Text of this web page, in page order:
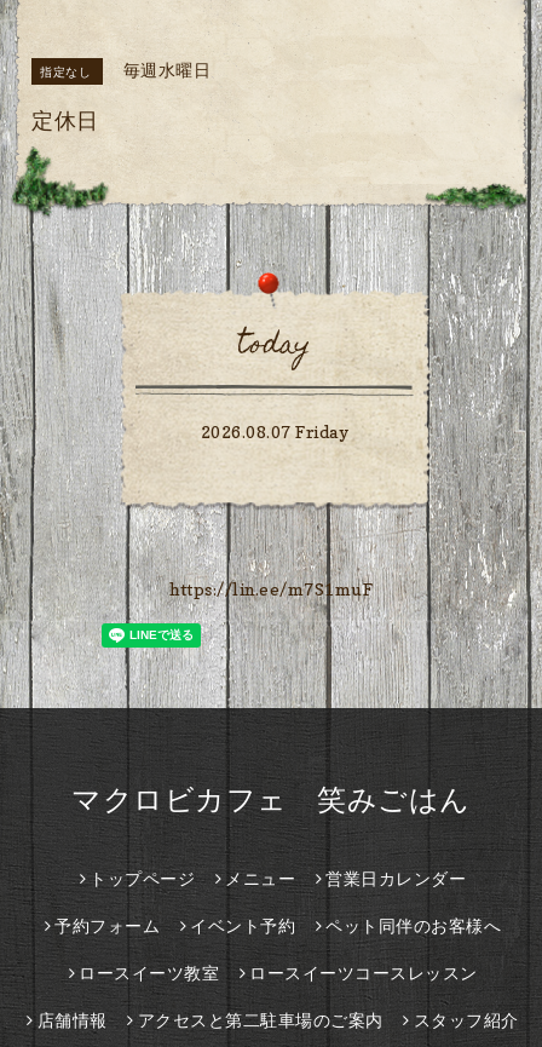
指定なし 毎週水曜日
定休日
today
2026.08.07 Friday
https://lin.ee/m7S1muF
マクロビカフェ 笑みごはん
トップページ メニュー 営業日カレンダー
予約フォーム イベント予約 ペット同伴のお客様へ
ロースイーツ教室 ロースイーツコースレッスン
店舗情報 アクセスと第二駐車場のご案内 スタッフ紹介